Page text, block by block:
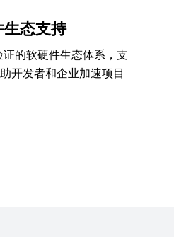
态支持
的软硬件生态体系，支
开发者和企业加速项目